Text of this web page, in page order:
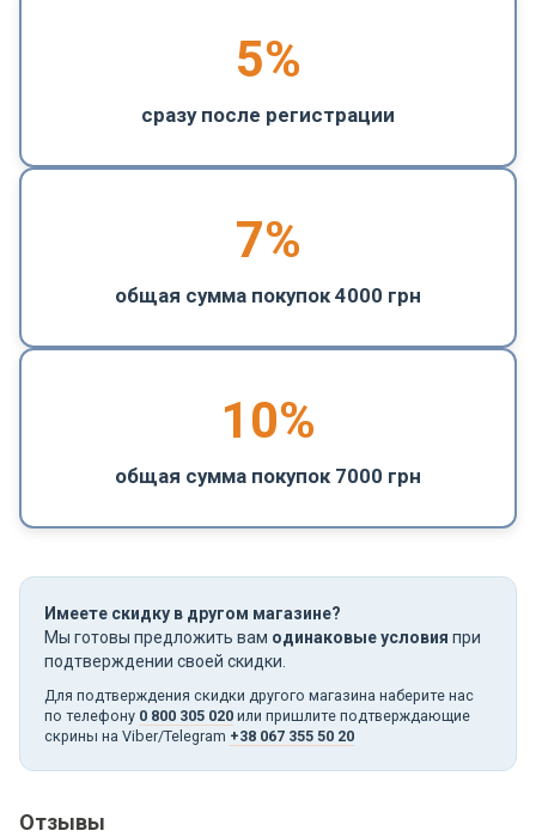
5%
сразу после регистрации
7%
общая сумма покупок 4000 грн
10%
общая сумма покупок 7000 грн
Имеете скидку в другом магазине?
Мы готовы предложить вам одинаковые условия при
подтверждении своей скидки.
Для подтверждения скидки другого магазина наберите нас
по телефону 0 800 305 020 или пришлите подтверждающие
скрины на Viber/Telegram +38 067 355 50 20
Отзывы